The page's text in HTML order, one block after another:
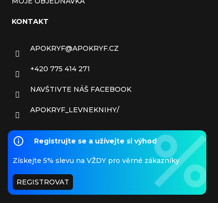
KONTAKT
APOKRYF@APOKRYF.CZ
+420 775 414 271
NAVŠTIVTE NÁŠ FACEBOOK
APOKRYF_LEVNEKNIHY/
Registrujte se a užívejte si výhod
Získejte 5% slevu na VŽDY pro věrné zákazníky
REGISTROVAT